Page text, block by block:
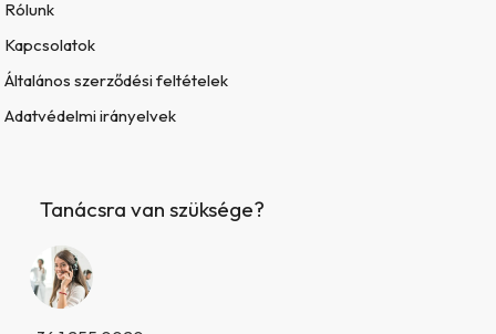
Rólunk
Kapcsolatok
Általános szerződési feltételek
Adatvédelmi irányelvek
Tanácsra van szüksége?